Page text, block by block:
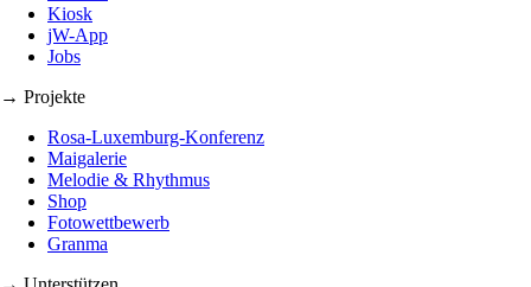
Kiosk
jW-App
Jobs
→ Projekte
Rosa-Luxemburg-Konferenz
Maigalerie
Melodie & Rhythmus
Shop
Fotowettbewerb
Granma